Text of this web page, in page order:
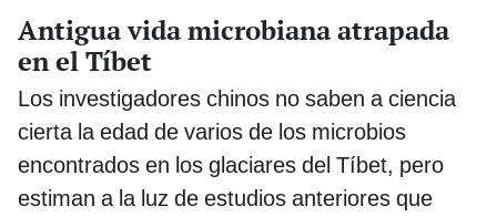
Antigua vida microbiana atrapada
en el Tíbet
Los investigadores chinos no saben a ciencia
cierta la edad de varios de los microbios
encontrados en los glaciares del Tíbet, pero
estiman a la luz de estudios anteriores que